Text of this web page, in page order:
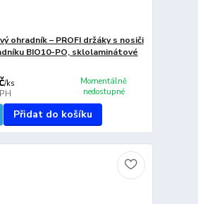
ohradník – PROFI držáky s nosiči
BIO10-PO, sklolaminátové
/ks
Momentálně
nedostupné
Přidat do košíku